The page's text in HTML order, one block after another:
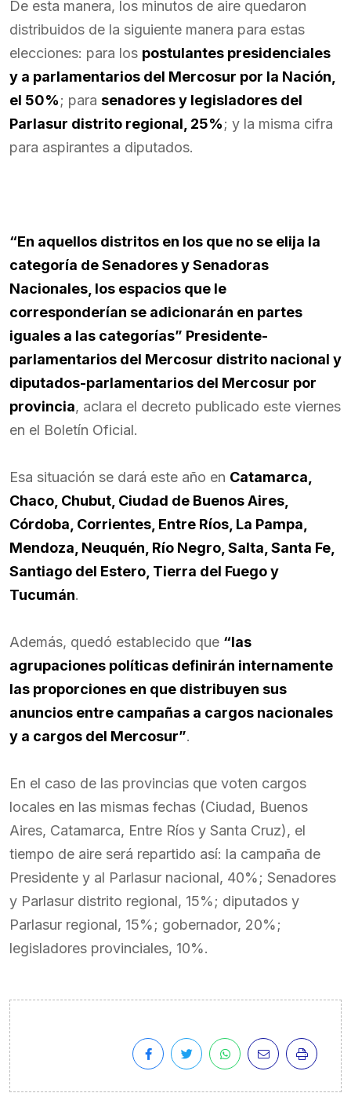
De esta manera, los minutos de aire quedaron
distribuidos de la siguiente manera para estas
elecciones: para los postulantes presidenciales
y a parlamentarios del Mercosur por la Nación,
el 50%; para senadores y legisladores del
Parlasur distrito regional, 25%; y la misma cifra
para aspirantes a diputados.
“En aquellos distritos en los que no se elija la
categoría de Senadores y Senadoras
Nacionales, los espacios que le
corresponderían se adicionarán en partes
iguales a las categorías” Presidente-
parlamentarios del Mercosur distrito nacional y
diputados-parlamentarios del Mercosur por
provincia, aclara el decreto publicado este viernes
en el Boletín Oficial.
Esa situación se dará este año en Catamarca,
Chaco, Chubut, Ciudad de Buenos Aires,
Córdoba, Corrientes, Entre Ríos, La Pampa,
Mendoza, Neuquén, Río Negro, Salta, Santa Fe,
Santiago del Estero, Tierra del Fuego y
Tucumán.
Además, quedó establecido que “las
agrupaciones políticas definirán internamente
las proporciones en que distribuyen sus
anuncios entre campañas a cargos nacionales
y a cargos del Mercosur”.
En el caso de las provincias que voten cargos
locales en las mismas fechas (Ciudad, Buenos
Aires, Catamarca, Entre Ríos y Santa Cruz), el
tiempo de aire será repartido así: la campaña de
Presidente y al Parlasur nacional, 40%; Senadores
y Parlasur distrito regional, 15%; diputados y
Parlasur regional, 15%; gobernador, 20%;
legisladores provinciales, 10%.